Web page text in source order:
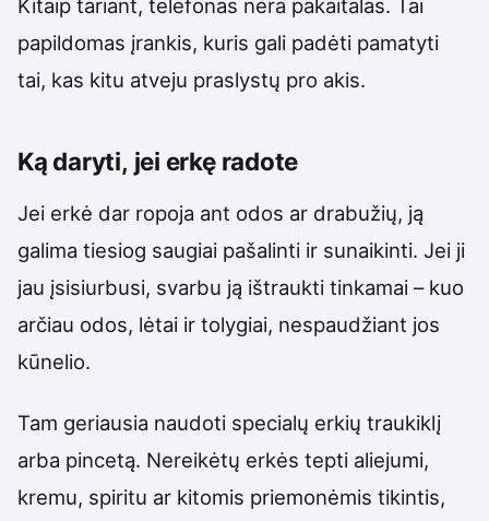
Kitaip tariant, telefonas nėra pakaitalas. Tai
papildomas įrankis, kuris gali padėti pamatyti
tai, kas kitu atveju praslystų pro akis.
Ką daryti, jei erkę radote
Jei erkė dar ropoja ant odos ar drabužių, ją
galima tiesiog saugiai pašalinti ir sunaikinti. Jei ji
jau įsisiurbusi, svarbu ją ištraukti tinkamai – kuo
arčiau odos, lėtai ir tolygiai, nespaudžiant jos
kūnelio.
Tam geriausia naudoti specialų erkių traukiklį
arba pincetą. Nereikėtų erkės tepti aliejumi,
kremu, spiritu ar kitomis priemonėmis tikintis,